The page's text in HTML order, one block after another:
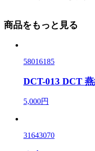
商品をもっと見る
58016185
DCT-013 DCT
5,000円
31643070